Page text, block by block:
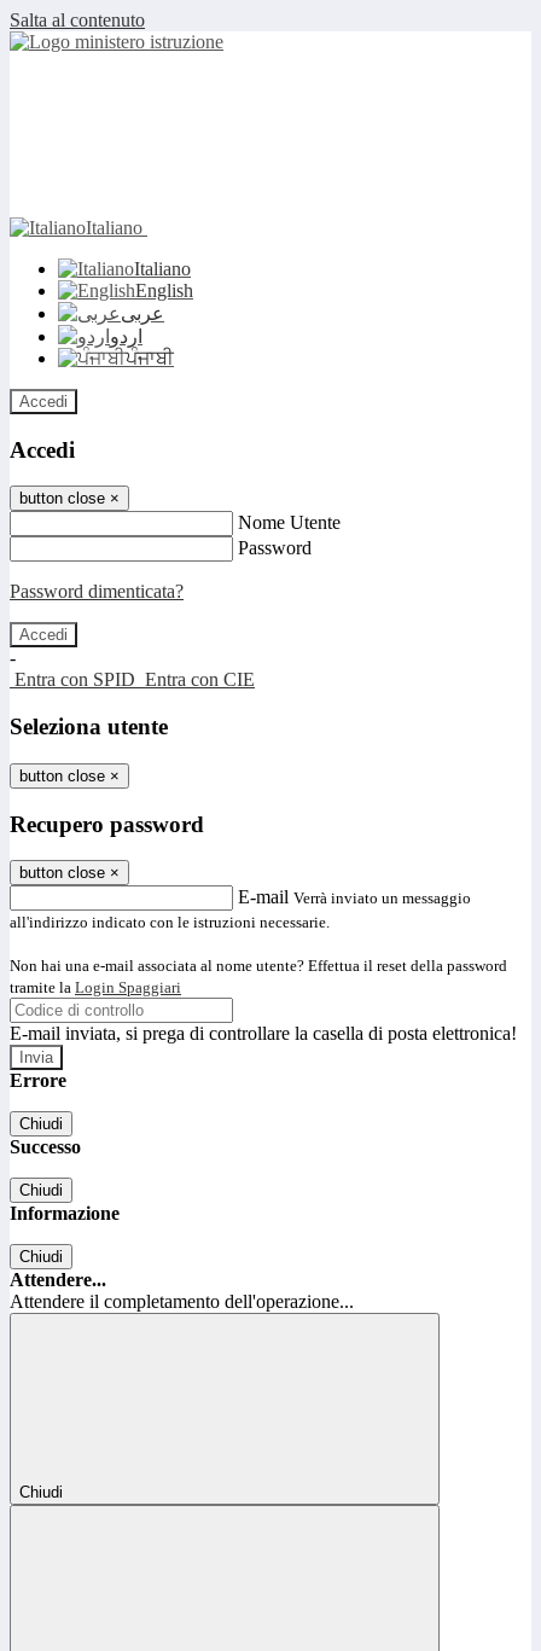
Salta al contenuto
Italiano
Italiano
English
عربى
اردو
ਪੰਜਾਬੀ
Accedi
Accedi
button close ×
Nome Utente
Password
Password dimenticata?
-
Entra con SPID Entra con CIE
Seleziona utente
button close ×
Recupero password
button close ×
E-mail Verrà inviato un messaggio
all'indirizzo indicato con le istruzioni necessarie.
Non hai una e-mail associata al nome utente? Effettua il reset della password
tramite la Login Spaggiari
E-mail inviata, si prega di controllare la casella di posta elettronica!
Errore
Chiudi
Successo
Chiudi
Informazione
Chiudi
Attendere...
Attendere il completamento dell'operazione...
Chiudi